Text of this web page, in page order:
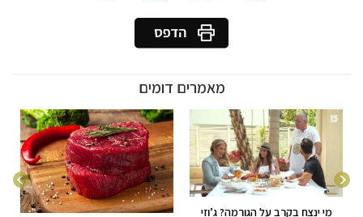
מאמרים דומים
מי ינצח בקרב על הגורמה? ג’וזי